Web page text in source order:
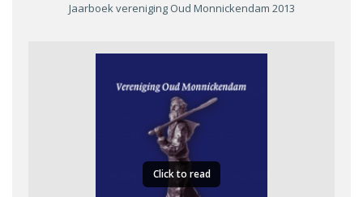
Jaarboek vereniging Oud Monnickendam 2013
Click to read